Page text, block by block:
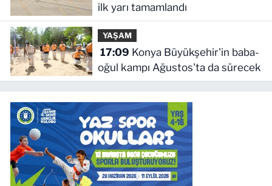
ilk yarı tamamlandı
YAŞAM
17:09
oğul kampı Ağustos'ta da sürecek